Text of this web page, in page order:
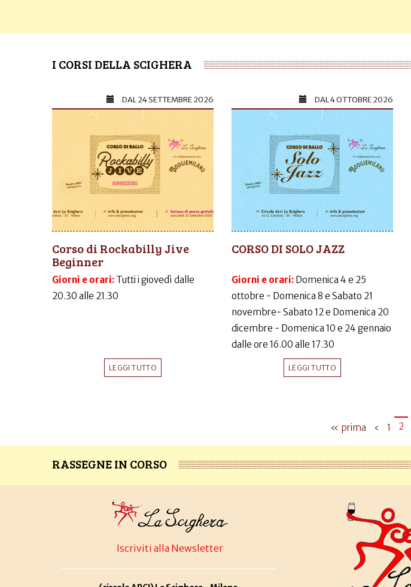
I CORSI DELLA SCIGHERA
DAL24 SETTEMBRE 2026
Corso di Rockabilly Jive
Beginner
Giorni e orari: Tutti i giovedì dalle
20.30 alle 21.30
LEGGI TUTTO
DAL4 OTTOBRE 2026
CORSO DI SOLO JAZZ
Giorni e orari: Domenica 4 e 25
ottobre - Domenica 8 e Sabato 21
novembre- Sabato 12 e Domenica 20
dicembre - Domenica 10 e 24 gennaio
dalle ore 16.00 alle 17.30
LEGGI TUTTO
« prima ‹ 1 2
RASSEGNE IN CORSO
Iscriviti alla Newsletter